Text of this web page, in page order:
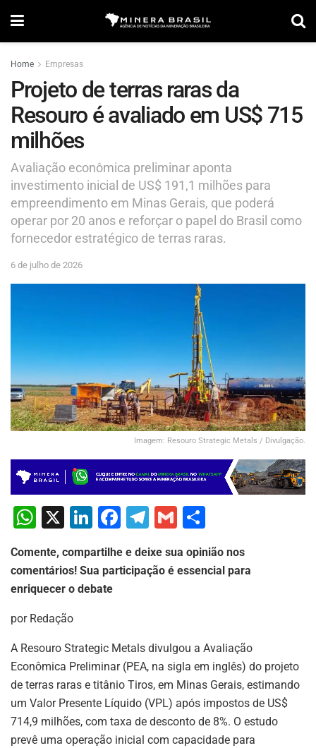
Home Empresas
Projeto de terras raras da
Resouro é avaliado em US$ 715
milhões
Avaliação econômica preliminar aponta
investimento inicial de US$ 191,1 milhões para
empreendimento em Minas Gerais, que poderá
operar por 20 anos e reforçar o papel do Brasil como
fornecedor estratégico de terras raras.
6 de julho de 2026
Imagem: Resouro Strategic Metals / Divulgação.
W
at
s
A
p
p
X
Li
k
e
F
c
o
k
T
el
e
gr
G
ai
h
ar
Comente, compartilhe e deixe sua opinião nos
comentários! Sua participação é essencial para
enriquecer o debate
por Redação
A Resouro Strategic Metals divulgou a Avaliação
Econômica Preliminar (PEA, na sigla em inglês) do projeto
de terras raras e titânio Tiros, em Minas Gerais, estimando
um Valor Presente Líquido (VPL) após impostos de US$
714,9 milhões, com taxa de desconto de 8%. O estudo
prevê uma operação inicial com capacidade para